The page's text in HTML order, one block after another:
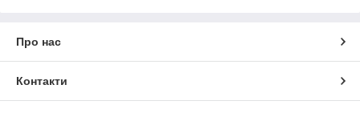
Про нас
Контакти